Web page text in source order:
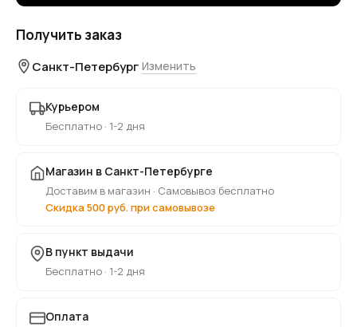
Получить заказ
Санкт-Петербург Изменить
Курьером
Бесплатно · 1-2 дня
Магазин в Санкт-Петербурге
Доставим в магазин · Самовывоз бесплатно
Скидка 500 руб. при самовывозе
В пункт выдачи
Бесплатно · 1-2 дня
Оплата